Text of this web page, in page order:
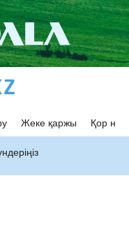
Жеке қаржы Қор